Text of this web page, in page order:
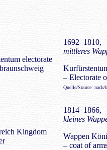
1692–1810,
mittleres
– Electorate
Quelle/Source:
1814–1866,
kleines
Wappen
– coat of